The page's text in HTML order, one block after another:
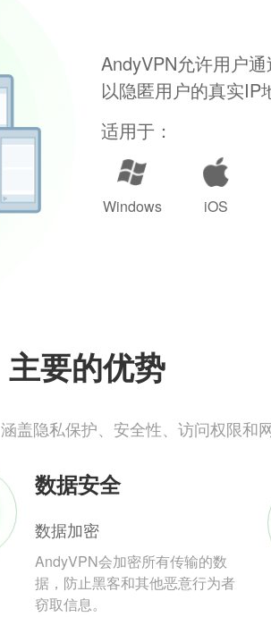
AndyVPN允许用户
以隐匿用户的真实IP
适用于：
Windows iOS
主要的优势
盖隐私保护、安全性、访问权限和
数据安全
数据加密
AndyVPN会加密所有传输的数
据，防止黑客和其他恶意行为者
窃取信息。